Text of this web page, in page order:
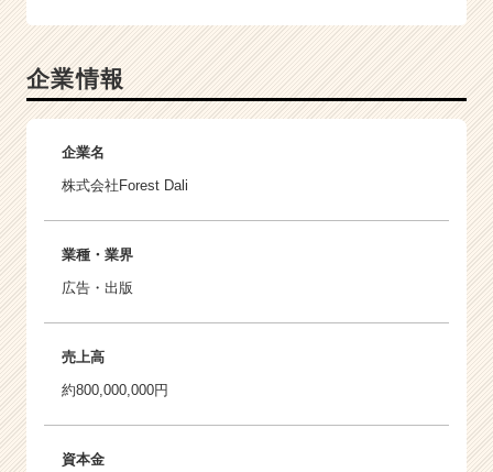
企業情報
企業名
株式会社Forest Dali
業種・業界
広告・出版
売上高
約800,000,000円
資本金